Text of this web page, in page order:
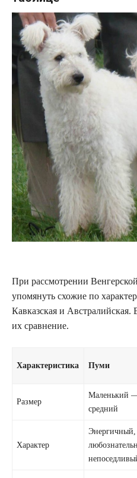
При рассмотрении
упомянуть схожие по
Кавказская и
их сравнение.
Характеристика Пуми
Размер
Маленький
средний
Характер
Энергичный,